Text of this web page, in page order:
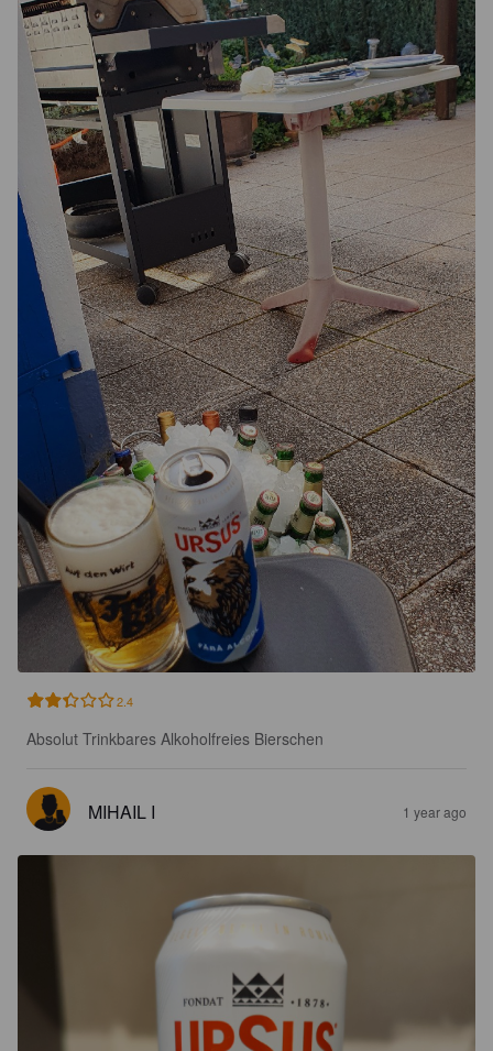
2.4
Absolut Trinkbares Alkoholfreies Bierschen
MIHAIL I 1 year ago